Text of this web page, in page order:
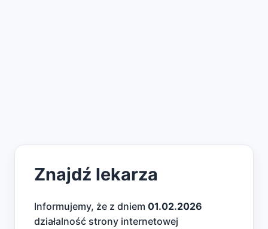
Znajdź lekarza
Informujemy, że z dniem 01.02.2026
działalność strony internetowej